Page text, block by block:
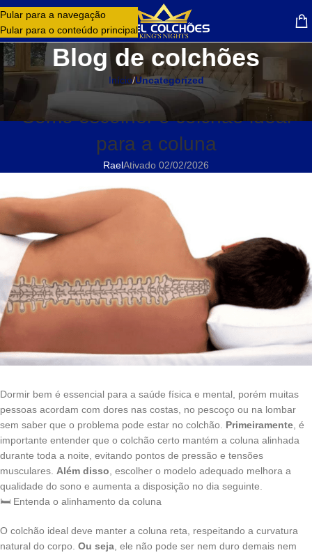
Pular para a navegação
Pular para o conteúdo principal
MENU
Blog de colchões
Início/Uncategorized
UNCATEGORIZED
Como escolher o colchão ideal
para a coluna
RaelAtivado 02/02/2026
Dormir bem é essencial para a saúde física e mental, porém muitas
pessoas acordam com dores nas costas, no pescoço ou na lombar
sem saber que o problema pode estar no colchão. Primeiramente, é
importante entender que o colchão certo mantém a coluna alinhada
durante toda a noite, evitando pontos de pressão e tensões
musculares. Além disso, escolher o modelo adequado melhora a
qualidade do sono e aumenta a disposição no dia seguinte.
🛏️ Entenda o alinhamento da coluna
O colchão ideal deve manter a coluna reta, respeitando a curvatura
natural do corpo. Ou seja, ele não pode ser nem duro demais nem